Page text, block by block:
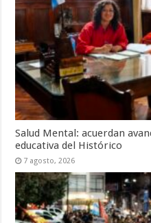
Salud Mental: acuerdan
educativa del Histórico
7 agosto, 2026